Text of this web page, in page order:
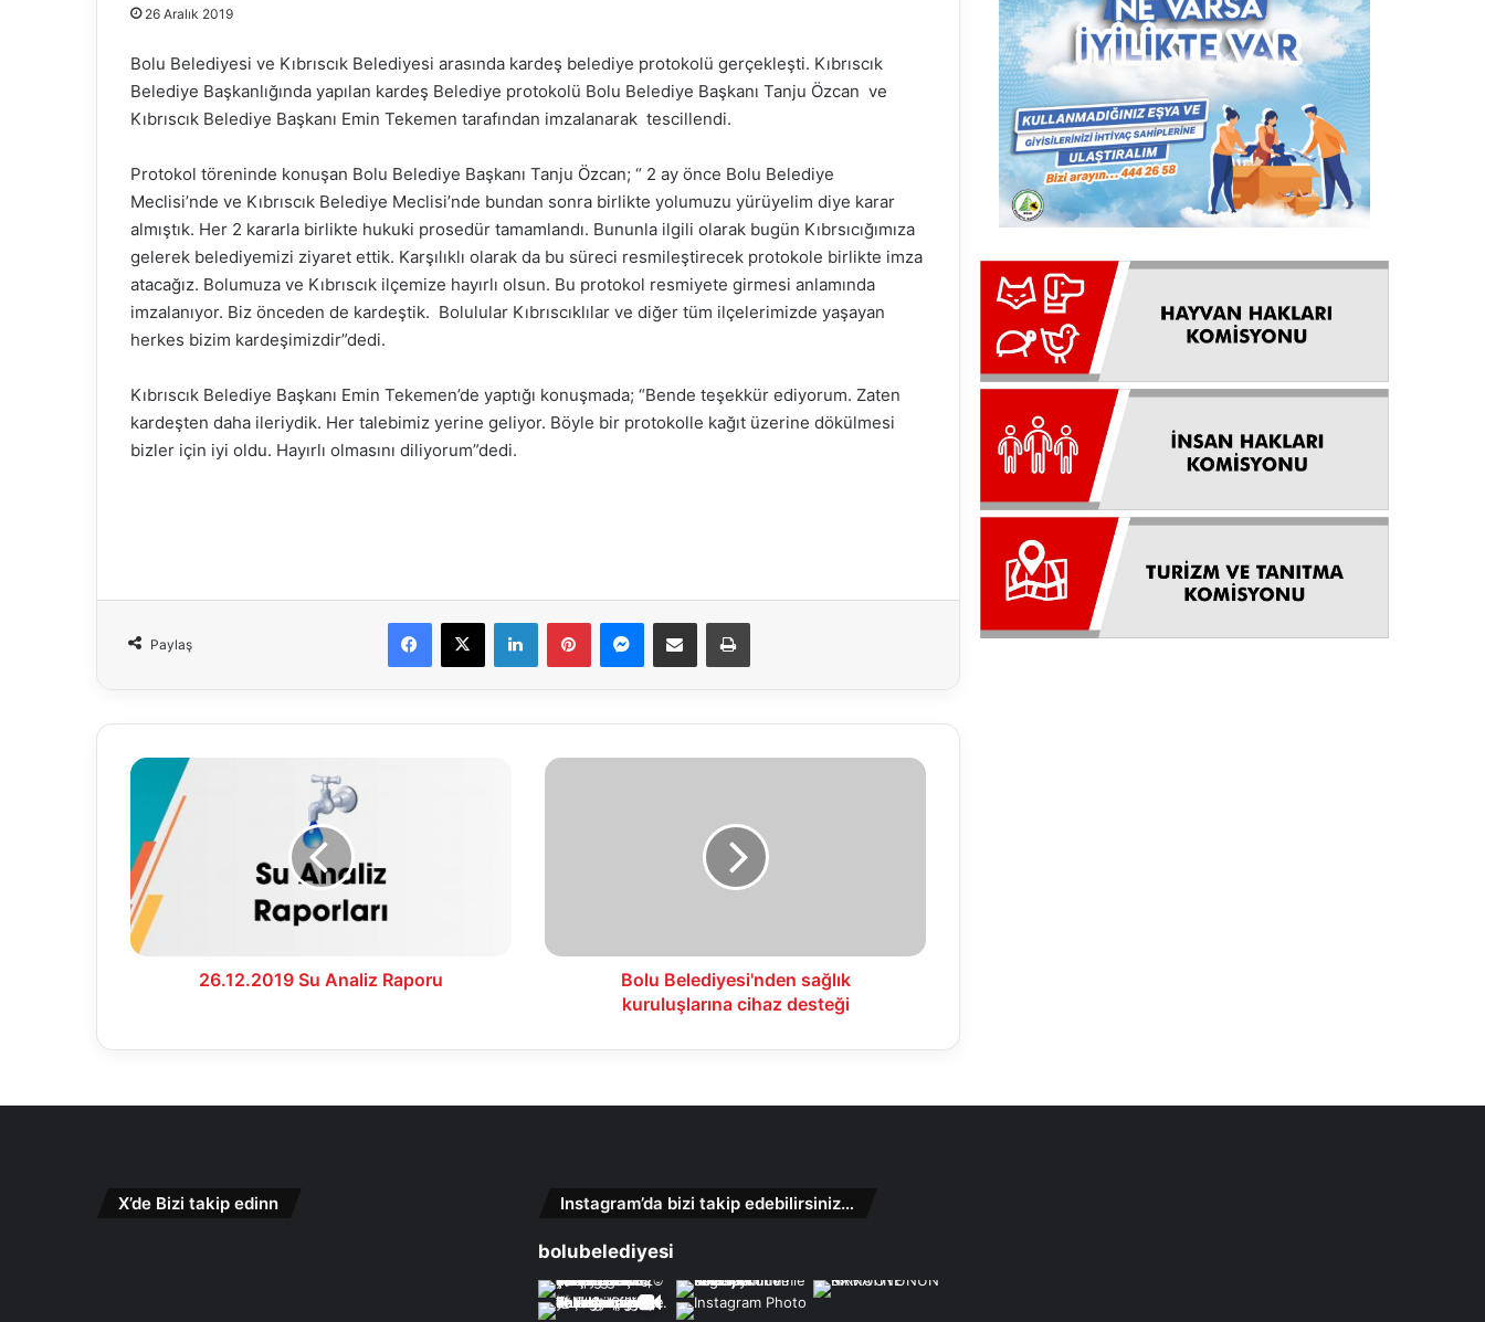
26 Aralık 2019
Bolu Belediyesi ve Kıbrıscık Belediyesi arasında kardeş belediye protokolü gerçekleşti. Kıbrıscık
Belediye Başkanlığında yapılan kardeş Belediye protokolü Bolu Belediye Başkanı Tanju Özcan ve
Kıbrıscık Belediye Başkanı Emin Tekemen tarafından imzalanarak tescillendi.
Protokol töreninde konuşan Bolu Belediye Başkanı Tanju Özcan; “ 2 ay önce Bolu Belediye
Meclisi’nde ve Kıbrıscık Belediye Meclisi’nde bundan sonra birlikte yolumuzu yürüyelim diye karar
almıştık. Her 2 kararla birlikte hukuki prosedür tamamlandı. Bununla ilgili olarak bugün Kıbrsıcığımıza
gelerek belediyemizi ziyaret ettik. Karşılıklı olarak da bu süreci resmileştirecek protokole birlikte imza
atacağız. Bolumuza ve Kıbrıscık ilçemize hayırlı olsun. Bu protokol resmiyete girmesi anlamında
imzalanıyor. Biz önceden de kardeştik. Bolulular Kıbrıscıklılar ve diğer tüm ilçelerimizde yaşayan
herkes bizim kardeşimizdir”dedi.
Kıbrıscık Belediye Başkanı Emin Tekemen’de yaptığı konuşmada; “Bende teşekkür ediyorum. Zaten
kardeşten daha ileriydik. Her talebimiz yerine geliyor. Böyle bir protokolle kağıt üzerine dökülmesi
bizler için iyi oldu. Hayırlı olmasını diliyorum”dedi.
Paylaş
Facebook
X LinkedInPinterestMessenger
E-Mail ile paylaş Yazdır
26.12.2019
Analiz
Raporu
26.12.2019 Su Analiz Raporu
Bolu
Bolu Belediyesi'nden sağlık
kuruluşlarına cihaz desteği
X’de Bizi takip edinn Instagram’da bizi takip edebilirsiniz…
bolubelediyesi